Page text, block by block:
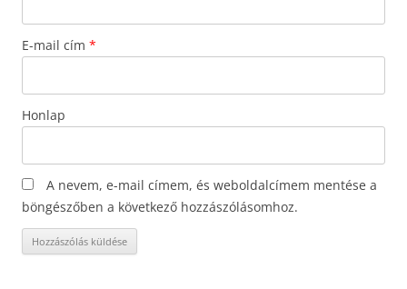
E-mail cím *
Honlap
A nevem, e-mail címem, és weboldalcímem mentése a
böngészőben a következő hozzászólásomhoz.